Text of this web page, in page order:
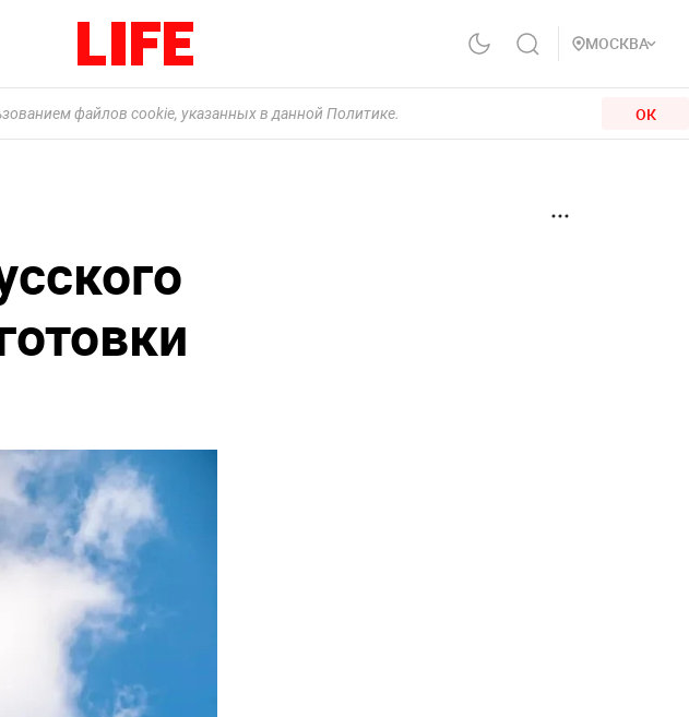
МОСКВА
файлов cookie, указанных в данной Политике. ОК